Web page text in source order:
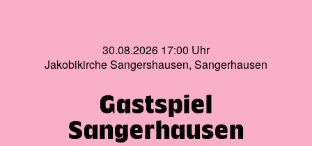
30.08.2026 17:00 Uhr
Jakobikirche Sangershausen, Sangerhausen
Gastspiel
Sangerhausen